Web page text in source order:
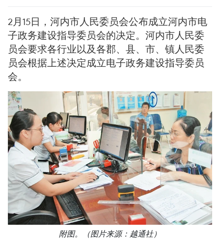
2月15日，河内市人民委员会公布成立河内市电
子政务建设指导委员会的决定。河内市人民委
员会要求各行业以及各郡、县、市、镇人民委
员会根据上述决定成立电子政务建设指导委员
会。
附图。（图片来源：越通社）